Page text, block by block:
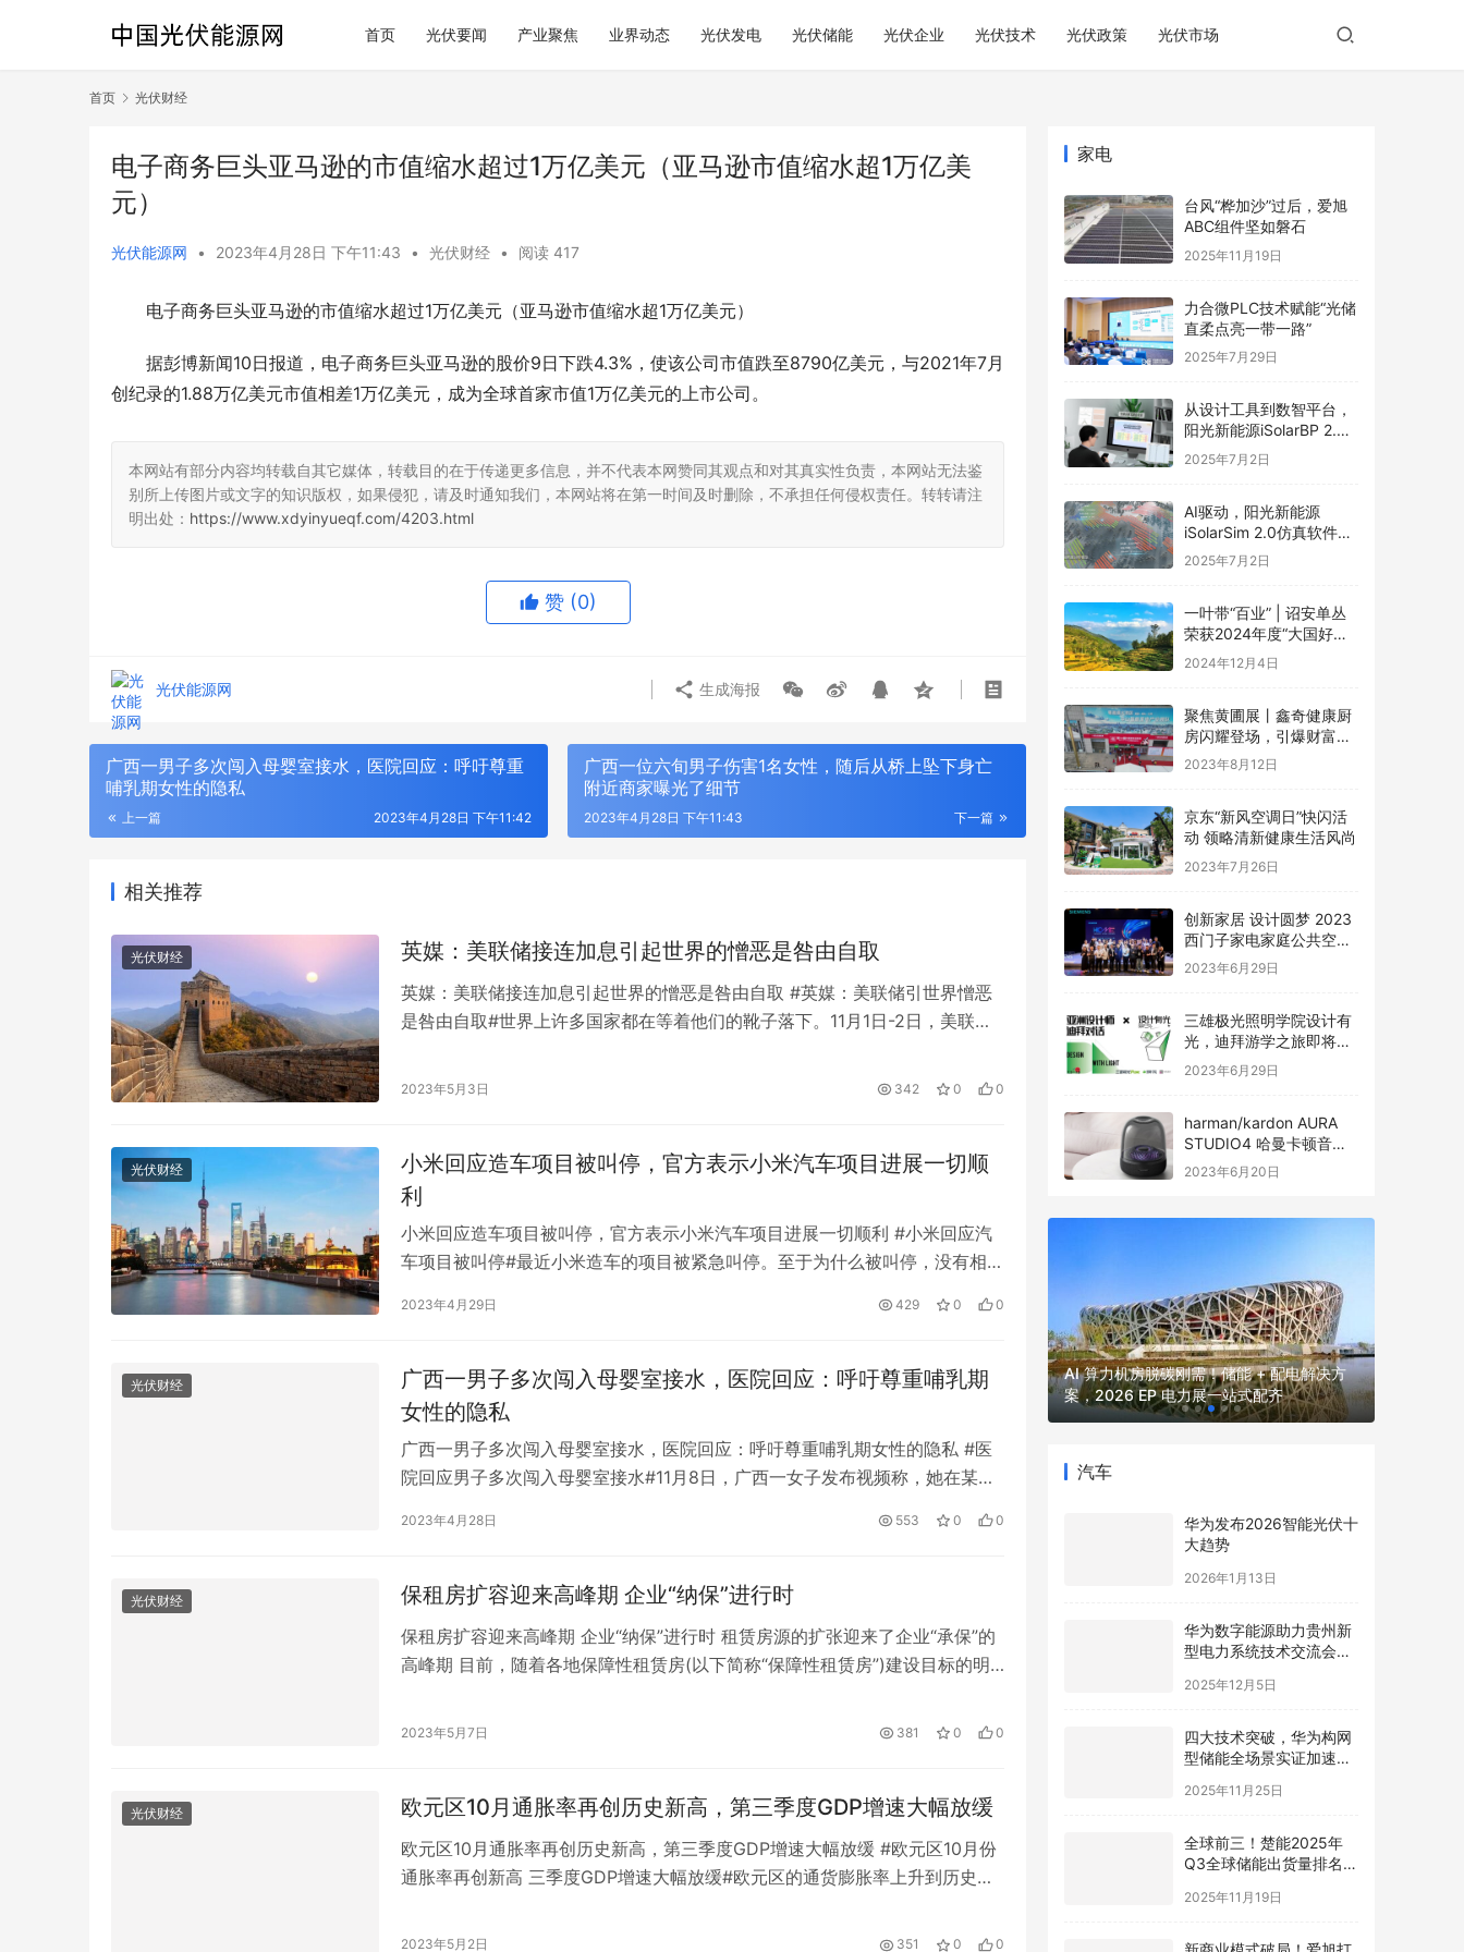
首页 光伏要闻 产业聚焦 业界动态 光伏发电 光伏储能 光伏企业 光伏技术 光伏政策 光伏市场
首页 光伏财经
电子商务巨头亚马逊的市值缩水超过1万亿美元（亚马逊市值缩水超1万亿美
元）
光伏能源网 • 2023年4月28日 下午11:43 • 光伏财经 • 阅读 417
电子商务巨头亚马逊的市值缩水超过1万亿美元（亚马逊市值缩水超1万亿美元）
据彭博新闻10日报道，电子商务巨头亚马逊的股价9日下跌4.3%，使该公司市值跌至8790亿美元，与2021年7月
创纪录的1.88万亿美元市值相差1万亿美元，成为全球首家市值1万亿美元的上市公司。
本网站有部分内容均转载自其它媒体，转载目的在于传递更多信息，并不代表本网赞同其观点和对其真实性负责，本网站无法鉴
别所上传图片或文字的知识版权，如果侵犯，请及时通知我们，本网站将在第一时间及时删除，不承担任何侵权责任。转转请注
明出处： https://www.xdyinyueqf.com/4203.html
赞 (0)
光伏能源网 生成海报
广西一男子多次闯入母婴室接水，医院回应：呼吁尊重
哺乳期女性的隐私
上一篇 2023年4月28日 下午11:42
广西一位六旬男子伤害1名女性，随后从桥上坠下身亡
附近商家曝光了细节
下一篇
2023年4月28日 下午11:43
相关推荐
光伏财经 英媒：美联储接连加息引起世界的憎恶是咎由自取
英媒：美联储接连加息引起世界的憎恶是咎由自取 #英媒：美联储引世界憎恶
是咎由自取#世界上许多国家都在等着他们的靴子落下。11月1日-2日，美联储
美联储已分别于3月、5月、6月、7月和9月五次加息，利率已升至
2023年5月3日 342 0 0
光伏财经
小米回应造车项目被叫停，官方表示小米汽车项目进展一切顺
利
小米回应造车项目被叫停，官方表示小米汽车项目进展一切顺利 #小米回应汽
车项目被叫停#最近小米造车的项目被紧急叫停。至于为什么被叫停，没有相关
顺利。其实就在前段时间，小米汽车也有好消息，称小米工厂有望在2023年6-
程车已经…
2023年4月29日 429 0 0
光伏财经
广西一男子多次闯入母婴室接水，医院回应：呼吁尊重哺乳期
女性的隐私
广西一男子多次闯入母婴室接水，医院回应：呼吁尊重哺乳期女性的隐私 #医
院回应男子多次闯入母婴室接水#11月8日，广西一女子发布视频称，她在某医
妈妈多次劝阻，男方却“就像没听见一样”。而且母婴室有明确禁止男性进入的
员说，医…
2023年4月28日 553 0 0
光伏财经 保租房扩容迎来高峰期 企业“纳保”进行时
保租房扩容迎来高峰期 企业“纳保”进行时 租赁房源的扩张迎来了企业“承保”的
高峰期 目前，随着各地保障性租赁房(以下简称“保障性租赁房”)建设目标的明
需求相当旺盛。 党的二十大报告提出，要加快建立多主体供应、多渠道保障、
2023年5月7日 381 0 0
光伏财经 欧元区10月通胀率再创历史新高，第三季度GDP增速大幅放缓
欧元区10月通胀率再创历史新高，第三季度GDP增速大幅放缓 #欧元区10月份
通胀率再创新高 三季度GDP增速大幅放缓#欧元区的通货膨胀率上升到历史新
协调CPI同比上涨10.7%，预期为10.3%，前值为10%，再创新高。 欧元区第三
2023年5月2日 351 0 0
家电
台风“桦加沙”过后，爱旭
ABC组件坚如磐石
2025年11月19日
力合微PLC技术赋能“光储
直柔点亮一带一路”
2025年7月29日
从设计工具到数智平台，
阳光新能源iSolarBP 2.0
重塑分布式电站设计范
2025年7月2日
AI驱动，阳光新能源
iSolarSim 2.0仿真软件引
领光伏智能评估新时代！
2025年7月2日
一叶带“百业” | 诏安单丛
荣获2024年度“大国好货·
一县一品”特色品牌
2024年12月4日
聚焦黄圃展丨鑫奇健康厨
房闪耀登场，引爆财富盛
宴
2023年8月12日
京东“新风空调日”快闪活
动 领略清新健康生活风尚
2023年7月26日
创新家居 设计圆梦 2023
西门子家电家庭公共空间
设计大赛圆满礼成
2023年6月29日
三雄极光照明学院设计有
光，迪拜游学之旅即将启
程
2023年6月29日
harman/kardon AURA
STUDIO4 哈曼卡顿音乐
琉璃四代全新发布
2023年6月20日
位，全品类一次二次设备一站式选型、比
价、签约
衔，18650多并多串聚合物电芯定制全链路
解析
EP 电力展集中展示集中式新能源并网核心
成套技术
AI 算力机房脱碳刚需！储能 + 配电解决方
案，2026 EP 电力展一站式配齐
汽车
华为发布2026智能光伏十
大趋势
2026年1月13日
华为数字能源助力贵州新
型电力系统技术交流会在
2025年12月5日
四大技术突破，华为构网
型储能全场景实证加速新
2025年11月25日
全球前三！楚能2025年
Q3全球储能出货量排名再
2025年11月19日
新商业模式破局！爱旭打